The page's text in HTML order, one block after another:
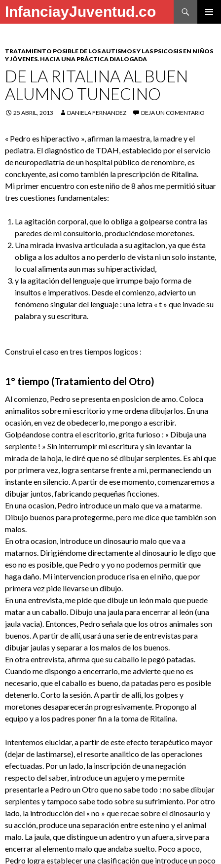
InfanciayJuventud.co
Buscar
TRATAMIENTO POSIBLE DE LOS AUTISMOS Y LAS PSICOSIS EN NIÑOS
Y JÓVENES. HACIA UNA PRÁCTICA DIALOGADA
DE LA RITALINA AL BUEN
ALUMNO TUNECINO
25 ABRIL, 2013 DANIELA FERNANDEZ DEJA UN COMENTARIO
« Pedro es hiperactivo », afirman la maestra, la madre y el
pediatra. El diagnóstico de TDAH, establecido por el servicio
de neuropediatría de un hospital público de renombre, es
concluyente, asi como también la prescripción de Ritalina.
Mi primer encuentro con este niño de 8 años me permitió situar
tres cuestiones fundamentales:
La agitación corporal, que lo obliga a golpearse contra las
paredes de mi consultorio, produciéndose moretones.
Una mirada invasiva articulada a su agitacion, ya que ésta
obliga a los adultos a no perderlo de vista ni un solo instante,
lo cual alimenta aun mas su hiperactividad,
y la agitación del lenguaje que irrumpe bajo forma de
insultos e imperativos. Desde el comienzo, advierto un
fenómeno singular del lenguaje : una letra « t » que invade su
palabra y su escritura.
Construi el caso en tres tiempos logicos :
1° tiempo (Tratamiento del Otro)
Al comienzo, Pedro se presenta en posicion de amo. Coloca
animalitos sobre mi escritorio y me ordena dibujarlos. En una
ocasión, en vez de obedecerlo, me pongo a escribir.
Golpéandose contra el escritorio, grita furioso : « Dibuja una
serpiente ! » Sin interrumpir mi escritura y sin levantar la
mirada de la hoja, le diré que no sé dibujar serpientes. Es ahí que
por primera vez, logra sentarse frente a mi, permaneciendo un
instante en silencio. A partir de ese momento, comenzaremos a
dibujar juntos, fabricando pequeñas ficciones.
En una ocasion, Pedro introduce un malo que va a matarme.
Dibujo buenos para protegerme, pero me dice que también son
malos.
En otra ocasion, introduce un dinosaurio malo que va a
matarnos. Dirigiéndome directamente al dinosaurio le digo que
eso no es posible, que Pedro y yo no podemos permitir que
haga daño. Mi intervencion produce risa en el niño, que por
primera vez pide llevarse un dibujo.
En una entrevista, me pide que dibuje un león malo que puede
matar a un caballo. Dibujo una jaula para encerrar al león (una
jaula vacia). Entonces, Pedro señala que los otros animales son
buenos. A partir de allí, usará una serie de entrevistas para
dibujar jaulas y separar a los malos de los buenos.
En otra entrevista, afirma que su caballo le pegó patadas.
Cuando me dispongo a encerrarlo, me advierte que no es
necesario, que el caballo es bueno, da patadas pero es posible
detenerlo. Corto la sesión. A partir de alli, los golpes y
moretones desaparecerán progresivamente. Propongo al
equipo y a los padres poner fin a la toma de Ritalina.
Intentemos elucidar, a partir de este efecto terapéutico mayor
(dejar de lastimarse), el resorte analitico de las operaciones
efectuadas. Por un lado, la inscripción de una negación
respecto del saber, introduce un agujero y me permite
presentarle a Pedro un Otro que no sabe todo : no sabe dibujar
serpientes y tampoco sabe todo sobre su sufrimiento. Por otro
lado, la introducción del « no » que recae sobre el dinosaurio y
su acción, produce una separación entre este nino y el animal
malo. La jaula, que distingue un adentro y un afuera, sirve para
encerrar al elemento malo que andaba suelto. Poco a poco,
Pedro logra establecer una clasificación que introduce un poco